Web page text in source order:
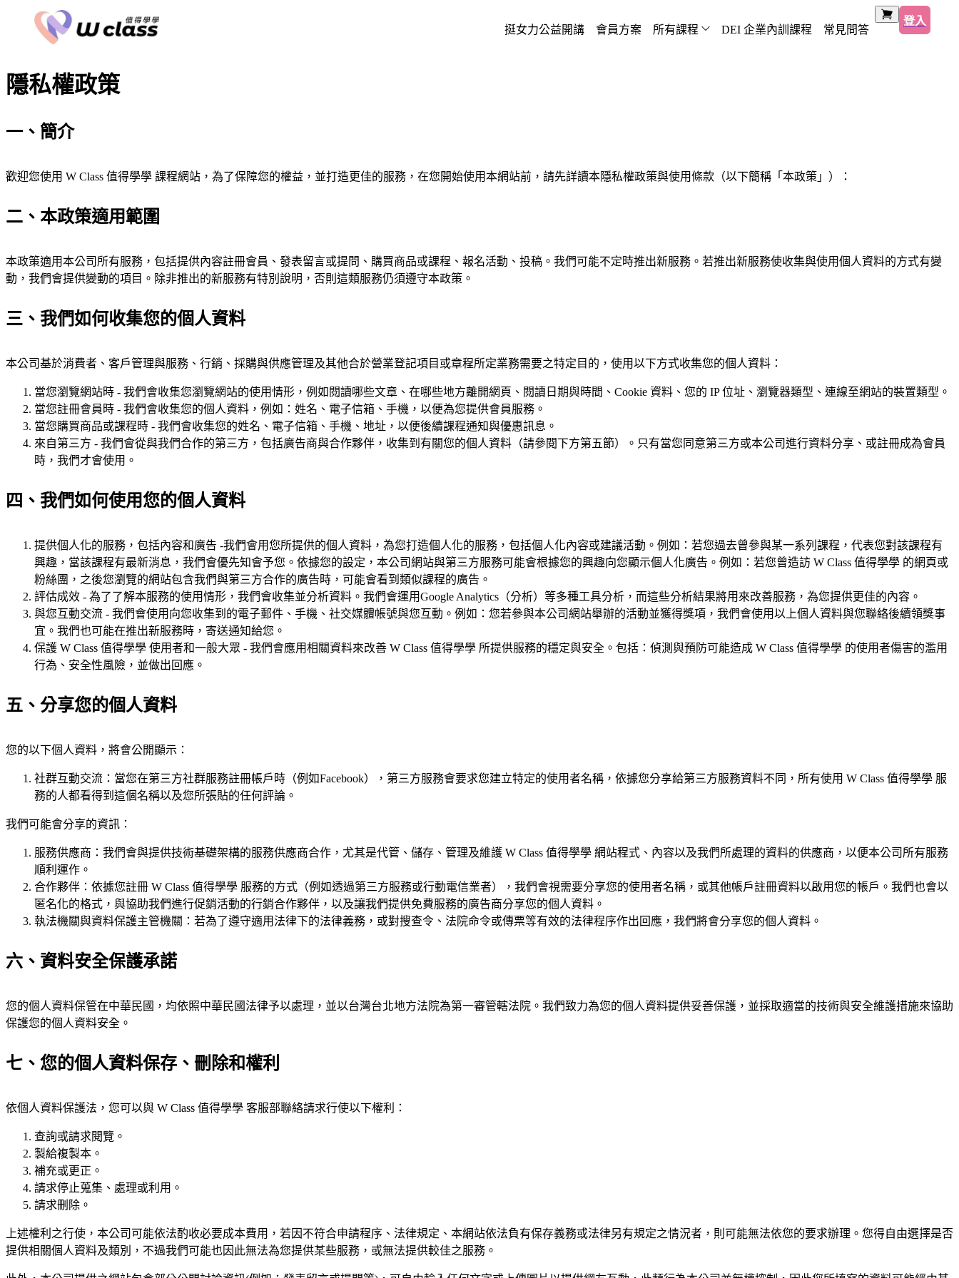
挺女力公益開講 會員方案 所有課程 DEI 企業內訓課程 常見問答
登入
隱私權政策
一、簡介
歡迎您使用 W Class 值得學學 課程網站，為了保障您的權益，並打造更佳的服務，在您開始使用本網站前，請先詳讀本隱私權政策與使用條款（以下簡稱「本政策」）：
二、本政策適用範圍
本政策適用本公司所有服務，包括提供內容註冊會員、發表留言或提問、購買商品或課程、報名活動、投稿。我們可能不定時推出新服務。若推出新服務使收集與使用個人資料的方式有變
動，我們會提供變動的項目。除非推出的新服務有特別說明，否則這類服務仍須遵守本政策。
三、我們如何收集您的個人資料
本公司基於消費者、客戶管理與服務、行銷、採購與供應管理及其他合於營業登記項目或章程所定業務需要之特定目的，使用以下方式收集您的個人資料：
當您瀏覽網站時 - 我們會收集您瀏覽網站的使用情形，例如閱讀哪些文章、在哪些地方離開網頁、閱讀日期與時間、Cookie 資料、您的 IP 位址、瀏覽器類型、連線至網站的裝置類型。
當您註冊會員時 - 我們會收集您的個人資料，例如：姓名、電子信箱、手機，以便為您提供會員服務。
當您購買商品或課程時 - 我們會收集您的姓名、電子信箱、手機、地址，以便後續課程通知與優惠訊息。
來自第三方 - 我們會從與我們合作的第三方，包括廣告商與合作夥伴，收集到有關您的個人資料（請參閱下方第五節）。只有當您同意第三方或本公司進行資料分享、或註冊成為會員
時，我們才會使用。
四、我們如何使用您的個人資料
提供個人化的服務，包括內容和廣告 -我們會用您所提供的個人資料，為您打造個人化的服務，包括個人化內容或建議活動。例如：若您過去曾參與某一系列課程，代表您對該課程有
興趣，當該課程有最新消息，我們會優先知會予您。依據您的設定，本公司網站與第三方服務可能會根據您的興趣向您顯示個人化廣告。例如：若您曾造訪 W Class 值得學學 的網頁或
粉絲團，之後您瀏覽的網站包含我們與第三方合作的廣告時，可能會看到類似課程的廣告。
評估成效 - 為了了解本服務的使用情形，我們會收集並分析資料。我們會運用Google Analytics（分析）等多種工具分析，而這些分析結果將用來改善服務，為您提供更佳的內容。
與您互動交流 - 我們會使用向您收集到的電子郵件、手機、社交媒體帳號與您互動。例如：您若參與本公司網站舉辦的活動並獲得獎項，我們會使用以上個人資料與您聯絡後續領獎事
宜。我們也可能在推出新服務時，寄送通知給您。
保護 W Class 值得學學 使用者和一般大眾 - 我們會應用相關資料來改善 W Class 值得學學 所提供服務的穩定與安全。包括：偵測與預防可能造成 W Class 值得學學 的使用者傷害的濫用
行為、安全性風險，並做出回應。
五、分享您的個人資料
您的以下個人資料，將會公開顯示：
社群互動交流：當您在第三方社群服務註冊帳戶時（例如Facebook），第三方服務會要求您建立特定的使用者名稱，依據您分享給第三方服務資料不同，所有使用 W Class 值得學學 服
務的人都看得到這個名稱以及您所張貼的任何評論。
我們可能會分享的資訊：
服務供應商：我們會與提供技術基礎架構的服務供應商合作，尤其是代管、儲存、管理及維護 W Class 值得學學 網站程式、內容以及我們所處理的資料的供應商，以便本公司所有服務
順利運作。
合作夥伴：依據您註冊 W Class 值得學學 服務的方式（例如透過第三方服務或行動電信業者），我們會視需要分享您的使用者名稱，或其他帳戶註冊資料以啟用您的帳戶。我們也會以
匿名化的格式，與協助我們進行促銷活動的行銷合作夥伴，以及讓我們提供免費服務的廣告商分享您的個人資料。
執法機關與資料保護主管機關：若為了遵守適用法律下的法律義務，或對搜查令、法院命令或傳票等有效的法律程序作出回應，我們將會分享您的個人資料。
六、資料安全保護承諾
您的個人資料保管在中華民國，均依照中華民國法律予以處理，並以台灣台北地方法院為第一審管轄法院。我們致力為您的個人資料提供妥善保護，並採取適當的技術與安全維護措施來協助
保護您的個人資料安全。
七、您的個人資料保存、刪除和權利
依個人資料保護法，您可以與 W Class 值得學學 客服部聯絡請求行使以下權利：
查詢或請求閱覽。
製給複製本。
補充或更正。
請求停止蒐集、處理或利用。
請求刪除。
上述權利之行使，本公司可能依法酌收必要成本費用，若因不符合申請程序、法律規定、本網站依法負有保存義務或法律另有規定之情況者，則可能無法依您的要求辦理。您得自由選擇是否
提供相關個人資料及類別，不過我們可能也因此無法為您提供某些服務，或無法提供較佳之服務。